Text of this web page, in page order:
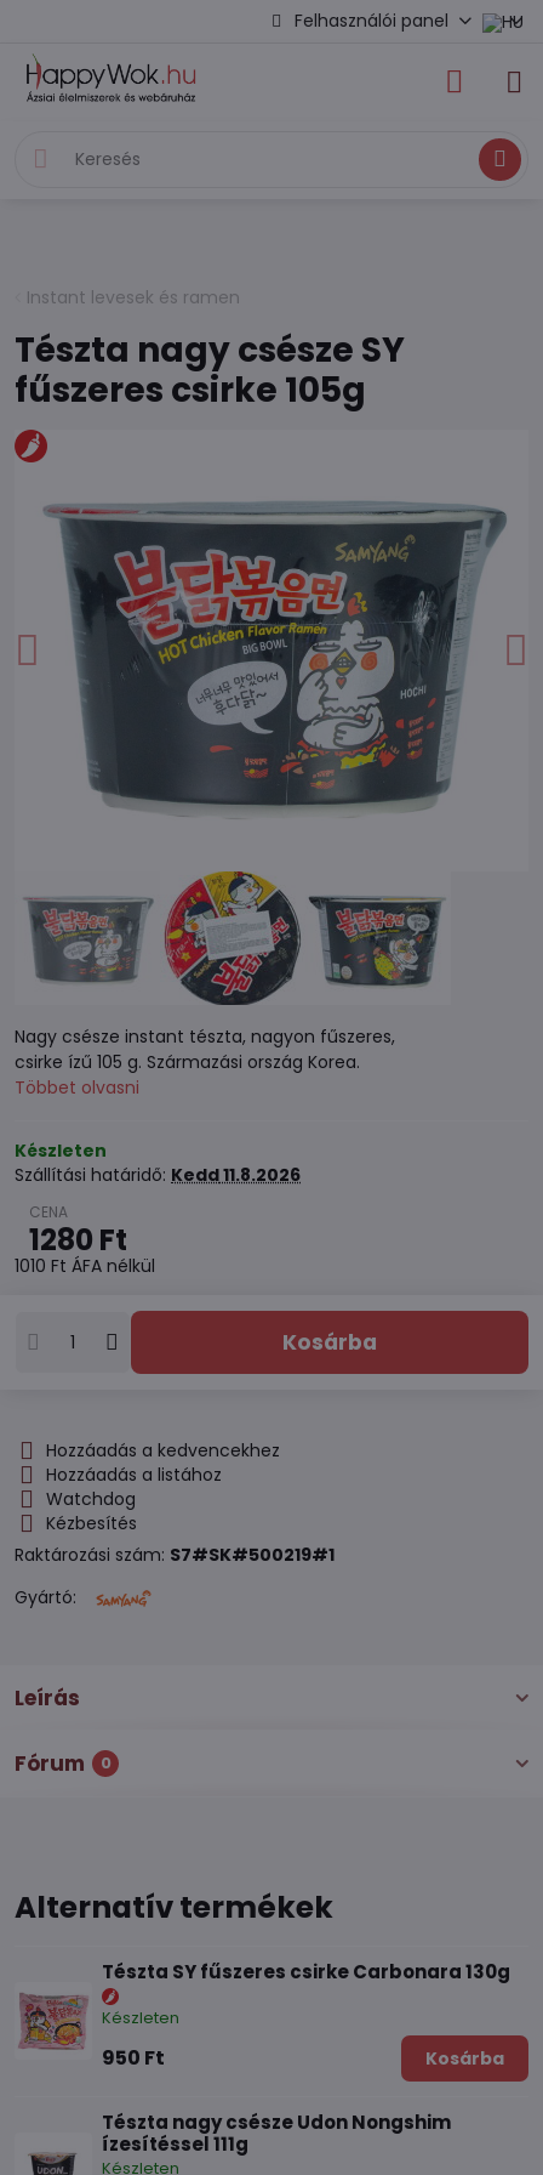
Felhasználói panel
Keresés
Instant levesek és ramen
Tészta nagy csésze SY
fűszeres csirke 105g
Nagy csésze instant tészta, nagyon fűszeres,
csirke ízű 105 g. Származási ország Korea.
Többet olvasni
Készleten
Szállítási határidő: Kedd11.8.2026
1280 Ft
1010 Ft ÁFA nélkül
Kosárba
Hozzáadás a kedvencekhez
Hozzáadás a listához
Watchdog
Kézbesítés
Raktározási szám: S7#SK#500219#1
Gyártó:
Leírás
Fórum 0
Alternatív termékek
Tészta SY fűszeres csirke Carbonara 130g
Készleten
950 Ft Kosárba
Tészta nagy csésze Udon Nongshim
ízesítéssel 111g
Készleten